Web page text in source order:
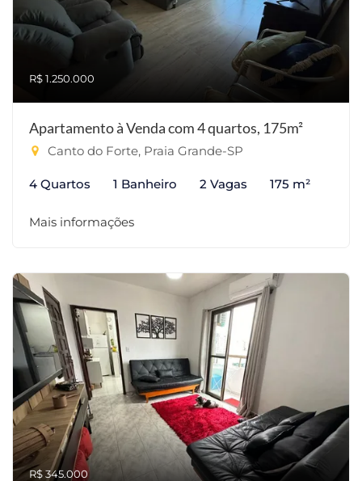
R$ 1.250.000
Apartamento à Venda com 4 quartos, 175m²
Canto do Forte, Praia Grande-SP
4 Quartos 1 Banheiro 2 Vagas 175 m²
Mais informações
R$ 345.000